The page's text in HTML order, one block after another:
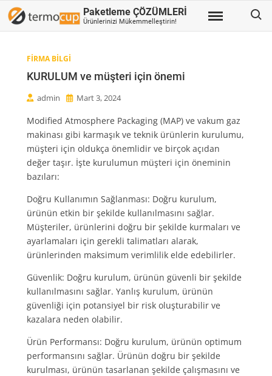
Skip
content
Paketleme ÇÖZÜMLERİ
Ürünlerinizi Mükemmelleştirin!
FIRMA BILGI
KURULUM ve müşteri için önemi
admin Mart 3, 2024
Modified Atmosphere Packaging (MAP) ve vakum gaz
makinası gibi karmaşık ve teknik ürünlerin kurulumu,
müşteri için oldukça önemlidir ve birçok açıdan
değer taşır. İşte kurulumun müşteri için öneminin
bazıları:
Doğru Kullanımın Sağlanması: Doğru kurulum,
ürünün etkin bir şekilde kullanılmasını sağlar.
Müşteriler, ürünlerini doğru bir şekilde kurmaları ve
ayarlamaları için gerekli talimatları alarak,
ürünlerinden maksimum verimlilik elde edebilirler.
Güvenlik: Doğru kurulum, ürünün güvenli bir şekilde
kullanılmasını sağlar. Yanlış kurulum, ürünün
güvenliği için potansiyel bir risk oluşturabilir ve
kazalara neden olabilir.
Ürün Performansı: Doğru kurulum, ürünün optimum
performansını sağlar. Ürünün doğru bir şekilde
kurulması, ürünün tasarlanan şekilde çalışmasını ve